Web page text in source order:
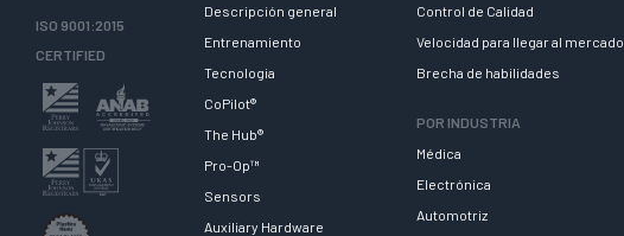
ISO 9001:2015
CERTIFIED
Descripción general
Entrenamiento
Tecnologia
CoPilot®
The Hub®
Pro-Op™
Sensors
Auxiliary Hardware
Control de Calidad
Velocidad para llegar al mercado
Brecha de habilidades
POR INDUSTRIA
Médica
Electrónica
Automotriz